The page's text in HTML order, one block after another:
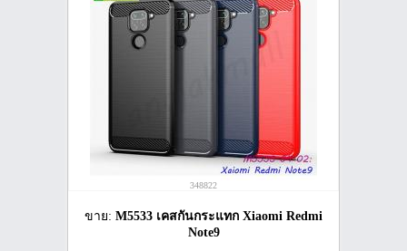
348822
ขาย: M5533 เคสกันกระแทก Xiaomi Redmi
Note9